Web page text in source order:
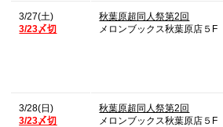
3/27(土)
3/23〆切
秋葉原超同人祭第2回
メロンブックス秋葉原店５F
3/28(日)
3/23〆切
秋葉原超同人祭第2回
メロンブックス秋葉原店５F